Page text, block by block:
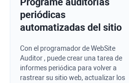
periódicas
automatizadas del sitio
Con el programador deWebSite
Auditor, puede crear una tarea de
informes periódica para volver a
rastrear su sitio web, actualizar los